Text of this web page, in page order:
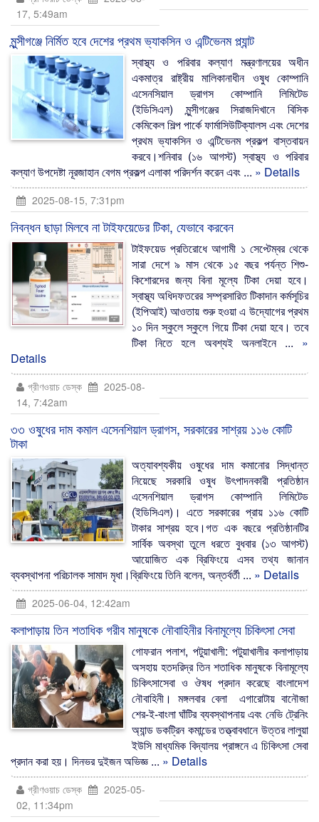
17, 5:49am
মুন্সীগঞ্জে নির্মিত হবে দেশের প্রথম ভ্যাকসিন ও এন্টিভেনম প্ল্যান্ট
স্বাস্থ্য ও পরিবার কল্যাণ মন্ত্রণালয়ের অধীন
একমাত্র রাষ্ট্রীয় মালিকানাধীন ওষুধ কোম্পানি
এসেনসিয়াল ড্রাগস কোম্পানি লিমিটেড
(ইডিসিএল) মুন্সীগঞ্জের সিরাজদিখানে বিসিক
কেমিকেল শিল্প পার্কে ফার্মাসিউটিক্যালস এবং দেশের
প্রথম ভ্যাকসিন ও এন্টিভেনম প্রকল্প বাস্তবায়ন
করবে।শনিবার (১৬ আগস্ট) স্বাস্থ্য ও পরিবার
কল্যাণ উপদেষ্টা নূরজাহান বেগম প্রকল্প এলাকা পরিদর্শন করেন এবং ... » Details
2025-08-15, 7:31pm
নিবন্ধন ছাড়া মিলবে না টাইফয়েডের টিকা, যেভাবে করবেন
টাইফয়েড প্রতিরোধে আগামী ১ সেপ্টেম্বর থেকে
সারা দেশে ৯ মাস থেকে ১৫ বছর পর্যন্ত শিশু-
কিশোরদের জন্য বিনা মূল্যে টিকা দেয়া হবে।
স্বাস্থ্য অধিদফতরের সম্প্রসারিত টিকাদান কর্মসূচির
(ইপিআই) আওতায় শুরু হওয়া এ উদ্যোগের প্রথম
১০ দিন স্কুলে স্কুলে গিয়ে টিকা দেয়া হবে। তবে
টিকা নিতে হলে অবশ্যই অনলাইনে ... »
Details
গ্রীণওয়াচ ডেস্ক
2025-08-
14, 7:42am
৩৩ ওষুধের দাম কমাল এসেনশিয়াল ড্রাগস, সরকারের সাশ্রয় ১১৬ কোটি
টাকা
অত্যাবশ্যকীয় ওষুধের দাম কমানোর সিদ্ধান্ত
নিয়েছে সরকারি ওষুধ উৎপাদনকারী প্রতিষ্ঠান
এসেনশিয়াল ড্রাগস কোম্পানি লিমিটেড
(ইডিসিএল)। এতে সরকারের প্রায় ১১৬ কোটি
টাকার সাশ্রয় হবে।গত এক বছরে প্রতিষ্ঠানটির
সার্বিক অবস্থা তুলে ধরতে বুধবার (১৩ আগস্ট)
আয়োজিত এক ব্রিফিংয়ে এসব তথ্য জানান
ব্যবস্থাপনা পরিচালক সামাদ মৃধা।ব্রিফিংয়ে তিনি বলেন, অন্তর্বর্তী ... » Details
2025-06-04, 12:42am
কলাপাড়ায় তিন শতাধিক গরীব মানুষকে নৌবাহিনীর বিনামূল্যে চিকিৎসা সেবা
গোফরান পলাশ, পটুয়াখালী: পটুয়াখালীর কলাপাড়ায়
অসহায় হতদরিদ্র তিন শতাধিক মানুষকে বিনামূল্যে
চিকিৎসাসেবা ও ঔষধ প্রদান করেছে বাংলাদেশ
নৌবাহিনী। মঙ্গলবার বেলা এগারোটায় বানৌজা
শের-ই-বাংলা ঘাঁটির ব্যবস্থাপনায় এবং নেভি ট্রেনিং
অ্যান্ড ডকট্রিন কমান্ডের তত্ত্বাবধানে উত্তর লালুয়া
ইউসি মাধ্যমিক বিদ্যালয় প্রাঙ্গনে এ চিকিৎসা সেবা
প্রদান করা হয়। দিনভর দুইজন অভিজ্ঞ ... » Details
গ্রীণওয়াচ ডেস্ক
2025-05-
02, 11:34pm